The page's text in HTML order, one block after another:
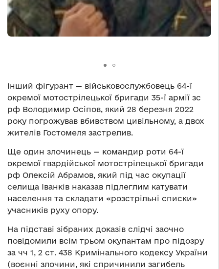
Інший фігурант — військовослужбовець 64-ї
окремої мотострілецької бригади 35-ї армії зс
рф Володимир Осіпов, який 28 березня 2022
року погрожував вбивством цивільному, а двох
жителів Гостомеля застрелив.
Ще один злочинець — командир роти 64-ї
окремої гвардійської мотострілецької бригади
рф Олексій Абрамов, який під час окупації
селища Іванків наказав підлеглим катувати
населення та складати «розстрільні списки»
учасників руху опору.
На підставі зібраних доказів слідчі заочно
повідомили всім трьом окупантам про підозру
за чч 1, 2 ст. 438 Кримінального кодексу України
(воєнні злочини, які спричинили загибель